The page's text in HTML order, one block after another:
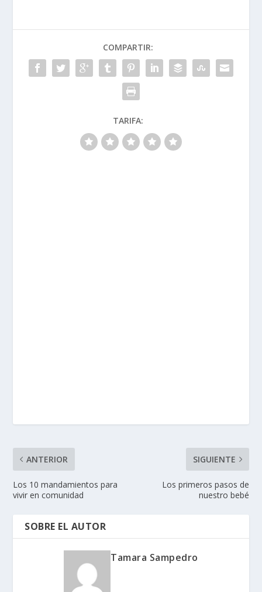
COMPARTIR:
TARIFA:
ANTERIOR
Los 10 mandamientos para
vivir en comunidad
SIGUIENTE
Los primeros pasos de
nuestro bebé
SOBRE EL AUTOR
Tamara Sampedro